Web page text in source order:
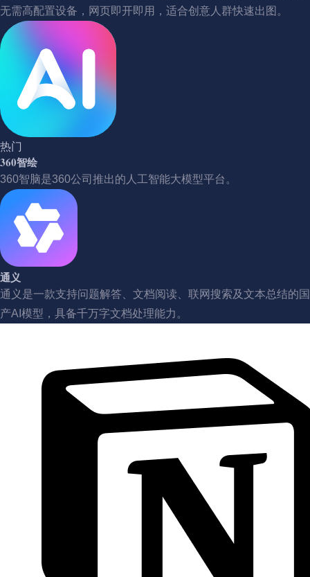
无需高配置设备，网页即开即用，适合创意人群快速出图。
热门
360智绘
360智脑是360公司推出的人工智能大模型平台。
通义
通义是一款支持问题解答、文档阅读、联网搜索及文本总结的国
产AI模型，具备千万字文档处理能力。